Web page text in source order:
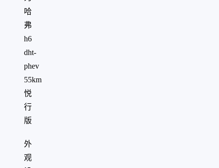
哈
弗
h6
dht-
phev
55km
悦
行
版
外
观